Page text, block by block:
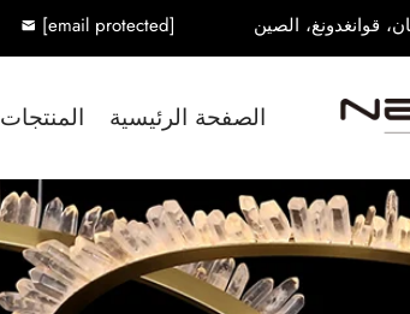
[email protected]
الصفحة الرئيسية المنتجات